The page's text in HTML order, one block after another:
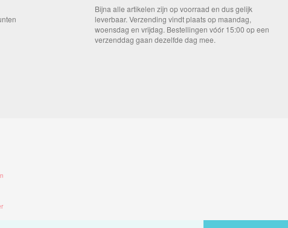
Bijna alle artikelen zijn op voorraad en dus gelijk
leverbaar. Verzending vindt plaats op maandag,
woensdag en vrijdag. Bestellingen vóór 15:00 op een
verzenddag gaan dezelfde dag mee.